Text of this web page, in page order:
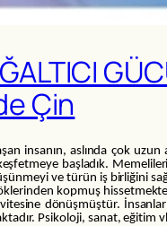
Çin
insanın, aslında çok uzun
başladık.
ve türün iş birliğini
kopmuş
dönüşmüştür.
Psikoloji, sanat, eğitim